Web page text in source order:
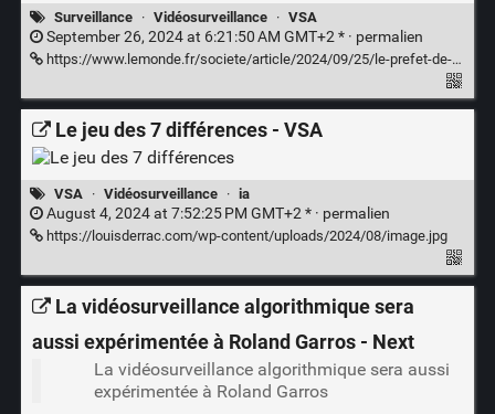
Surveillance · Vidéosurveillance · VSA
September 26, 2024 at 6:21:50 AM GMT+2 * · permalien
https://www.lemonde.fr/societe/article/2024/09/25/le-prefet-de-police-de-paris-se-dit-favorable-a-une-prolongation-du-recours-a-la-videosurveillance-algorithmique_6333125_3224.html
Le jeu des 7 différences - VSA
VSA · Vidéosurveillance · ia
August 4, 2024 at 7:52:25 PM GMT+2 * · permalien
https://louisderrac.com/wp-content/uploads/2024/08/image.jpg
La vidéosurveillance algorithmique sera
aussi expérimentée à Roland Garros - Next
La vidéosurveillance algorithmique sera aussi
expérimentée à Roland Garros